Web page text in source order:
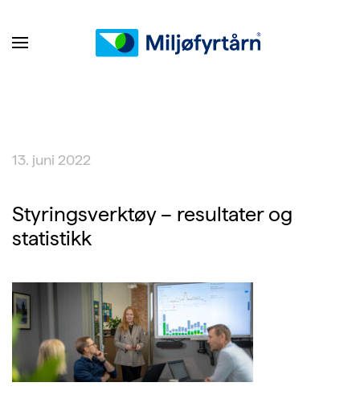
13. juni 2022
Styringsverktøy – resultater og
statistikk